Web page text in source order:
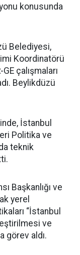
konusunda
Belediyesi,
Koordinatörü
çalışmaları
Beylikdüzü
İstanbul
Politika ve
teknik
Başkanlığı ve
yerel
“İstanbul
ve
görev aldı.